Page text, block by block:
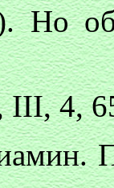
Но
III, 4,